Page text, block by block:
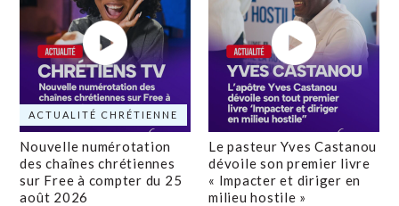
ACTUALITÉ CHRÉTIENNE
Nouvelle numérotation
des chaînes chrétiennes
sur Free à compter du 25
août 2026
Le pasteur Yves Castanou
dévoile son premier livre
« Impacter et diriger en
milieu hostile »